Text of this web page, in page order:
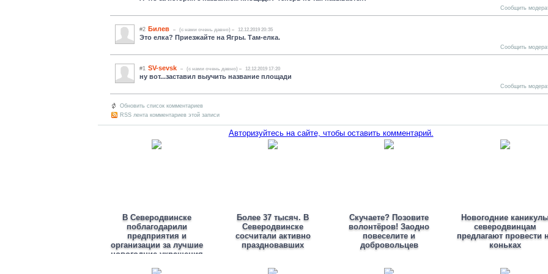
Сообщить
#2 Билев (c нами очень давно) 12.12.2019 20:35
Это елка? Приезжайте на Ягры. Там-елка.
Сообщить
#1 SV-sevsk (c нами очень давно) 12.12.2019 17:20
ну вот...заставил выучить название площади
Сообщить
Обновить список комментариев
RSS лента комментариев этой записи
Авторизуйтесь на сайте, чтобы оставить комментарий.
В Северодвинске
поблагодарили
предприятия и
организации за лучшие
новогодние украшения
Более 37 тысяч. В
Северодвинске
сосчитали активно
праздновавших
Скучаете? Позовите
волонтёров! Заодно
повеселите и
добровольцев
Новогодние
северодвинцам
предлагают провести
коньках